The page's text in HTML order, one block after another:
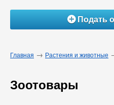
ÁПодать
Главная → Растения и животные
Зоотовары